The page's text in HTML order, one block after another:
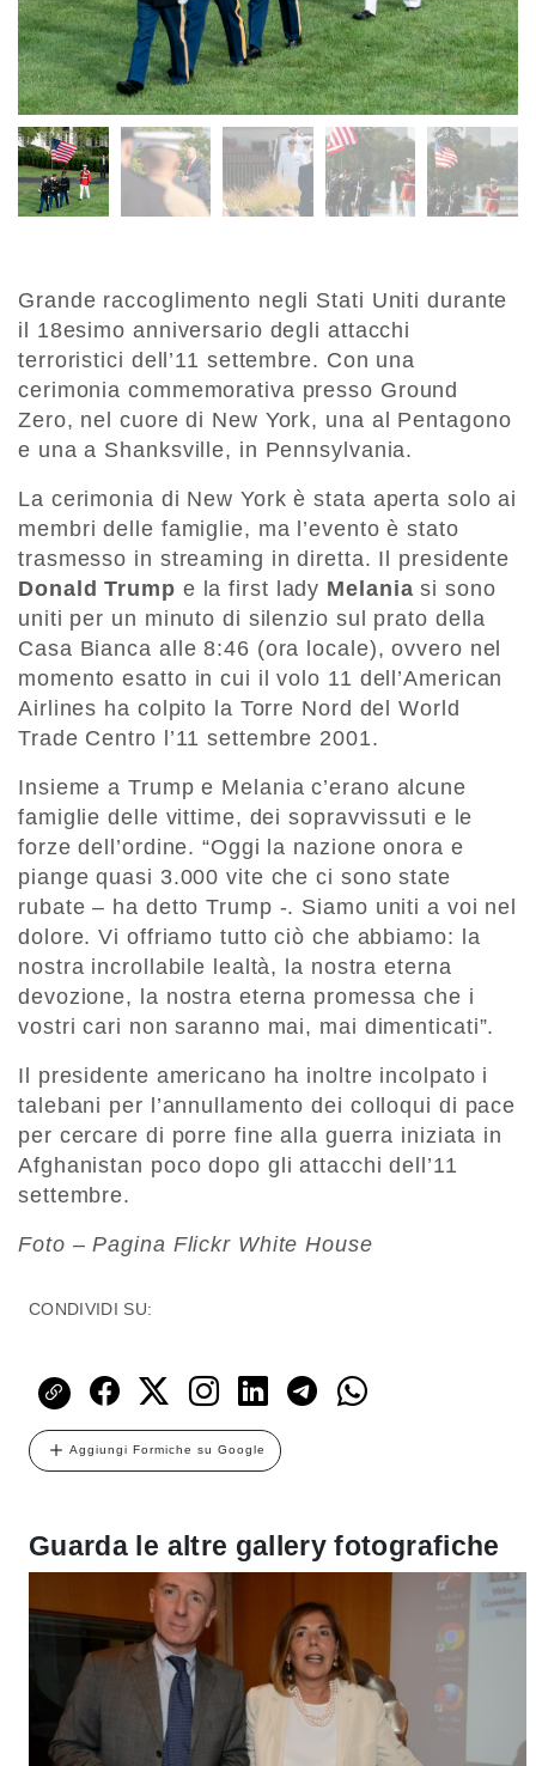
Grande raccoglimento negli Stati Uniti durante
il 18esimo anniversario degli attacchi
terroristici dell’11 settembre. Con una
cerimonia commemorativa presso Ground
Zero, nel cuore di New York, una al Pentagono
e una a Shanksville, in Pennsylvania.
La cerimonia di New York è stata aperta solo ai
membri delle famiglie, ma l’evento è stato
trasmesso in streaming in diretta. Il presidente
Donald Trump e la first lady Melania si sono
uniti per un minuto di silenzio sul prato della
Casa Bianca alle 8:46 (ora locale), ovvero nel
momento esatto in cui il volo 11 dell’American
Airlines ha colpito la Torre Nord del World
Trade Centro l’11 settembre 2001.
Insieme a Trump e Melania c’erano alcune
famiglie delle vittime, dei sopravvissuti e le
forze dell’ordine. “Oggi la nazione onora e
piange quasi 3.000 vite che ci sono state
rubate – ha detto Trump -. Siamo uniti a voi nel
dolore. Vi offriamo tutto ciò che abbiamo: la
nostra incrollabile lealtà, la nostra eterna
devozione, la nostra eterna promessa che i
vostri cari non saranno mai, mai dimenticati”.
Il presidente americano ha inoltre incolpato i
talebani per l’annullamento dei colloqui di pace
per cercare di porre fine alla guerra iniziata in
Afghanistan poco dopo gli attacchi dell’11
settembre.
Foto – Pagina Flickr White House
CONDIVIDI SU:
Aggiungi Formiche su Google
Guarda le altre gallery fotografiche